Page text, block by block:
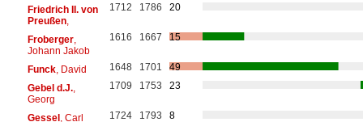
Friedrich II. von
Preußen,
1712 1786 20
Froberger,
Johann Jakob
1616 1667 15
Funck, David 1648 1701
49
Gebel d.J.,
Georg
1709 1753 23
Gessel, Carl
1724 1793 8